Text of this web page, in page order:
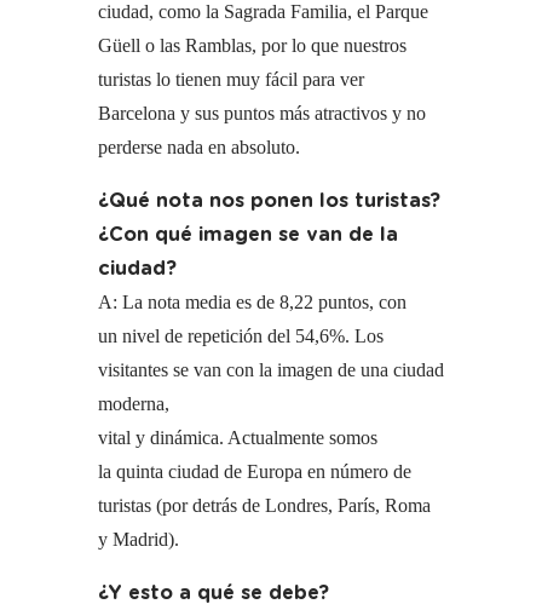
ciudad, como la Sagrada Familia, el Parque
Güell o las Ramblas, por lo que nuestros
turistas lo tienen muy fácil para ver
Barcelona y sus puntos más atractivos y no
perderse nada en absoluto.
¿Qué nota nos ponen los turistas?
¿Con qué imagen se van de la
ciudad?
A: La nota media es de 8,22 puntos, con
un nivel de repetición del 54,6%. Los
visitantes se van con la imagen de una ciudad
moderna,
vital y dinámica. Actualmente somos
la quinta ciudad de Europa en número de
turistas (por detrás de Londres, París, Roma
y Madrid).
¿Y esto a qué se debe?